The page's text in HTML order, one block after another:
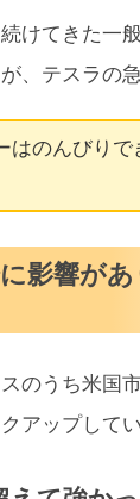
けてきた一
、テスラの
はのんびりで
影響が
のうち米国
アップしてい